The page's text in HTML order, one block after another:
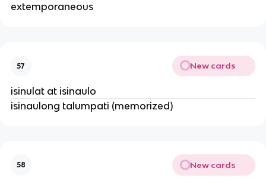
extemporaneous
57 New cards
isinulat at isinaulo
isinaulong talumpati (memorized)
58 New cards